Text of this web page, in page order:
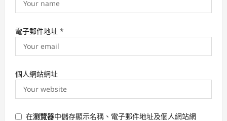
電子郵件地址 *
個人網站網址
在瀏覽器中儲存顯示名稱、電子郵件地址及個人網站網